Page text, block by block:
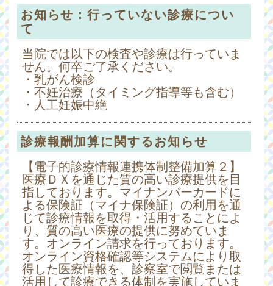
お知らせ：行っていない診療につい
て
当院では以下の検査や診療は行っていま
せん。何卒ご了承ください。
・乳がん検診
・不妊治療（タイミング指導等も含む）
・人工妊娠中絶
診療報酬加算に関するお知らせ
【電子的診療情報連携体制整備加算２】
医療ＤＸを通じた質の高い診療提供を目
指しております。マイナンバーカードに
よる保険証（マイナ保険証）の利用を通
じて診療情報を取得・活用することによ
り、質の高い医療の提供に努めていま
す。オンライン請求を行っております。
オンライン資格確認等システムにより取
得した医療情報を、診察室で閲覧または
活用して診療できる体制を実施していま